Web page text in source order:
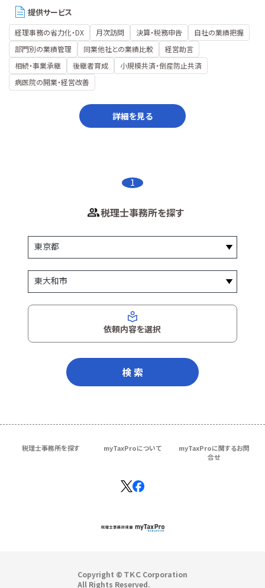
提供サービス
経理事務の省力化・DX 月次訪問 決算・税務申告
自社の業績把握
部門別の業績管理
同業他社との業績比較
経営助言
相続・事業承継
後継者育成
小規模共済・倒産防止共済
病医院の開業・経営改善
詳細を見る
1
税理士事務所を探す
依頼内容を選択
検 索
税理士事務所を探す myTaxProについて
myTaxProに関するお問
合せ
Copyright © ＴＫＣ Corporation
All Rights Reserved.